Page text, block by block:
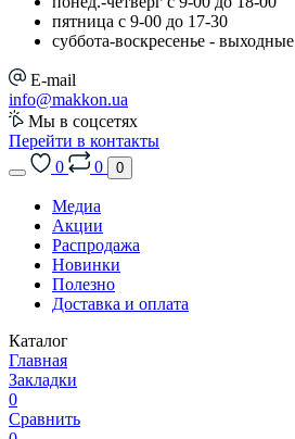
пятница с 9-00 до 17-30
cуббота-воскресенье - выходные
E-mail
info@makkon.ua
Мы в соцсетях
Перейти в контакты
0
0 0
Медиа
Акции
Распродажа
Новинки
Полезно
Доставка и оплата
Каталог
Главная
Закладки
0
Сравнить